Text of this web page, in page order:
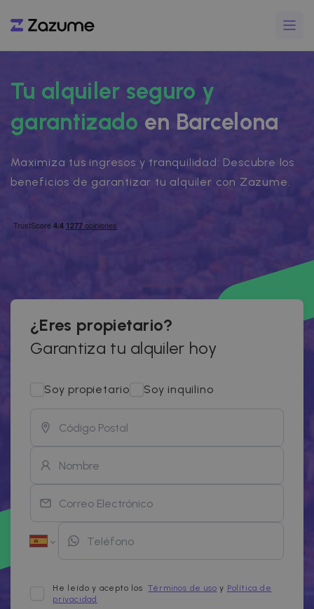
Tu alquiler seguro y
garantizado en Barcelona
Maximiza tus ingresos y tranquilidad: Descubre los
beneficios de garantizar tu alquiler con Zazume.
¿Eres propietario?
Garantiza tu alquiler hoy
Soy propietario Soy inquilino
He leído y acepto los Términos de uso y Política de
privacidad